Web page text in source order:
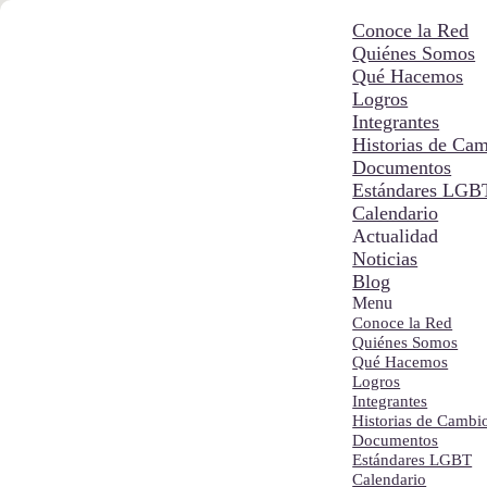
Conoce la Red
Quiénes Somos
Qué Hacemos
Logros
Integrantes
Historias de
Documentos
Estándares
Calendario
Actualidad
Noticias
Blog
Menu
Conoce la Red
Quiénes Somos
Qué Hacemos
Logros
Integrantes
Historias de
Documentos
Estándares LGBT
Calendario